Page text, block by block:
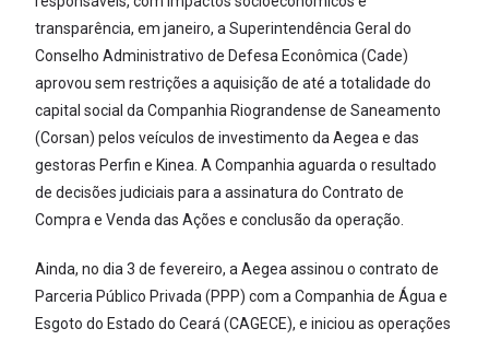
transparência, em janeiro, a Superintendência Geral do
Conselho Administrativo de Defesa Econômica (Cade)
aprovou sem restrições a aquisição de até a totalidade do
capital social da Companhia Riograndense de Saneamento
(Corsan) pelos veículos de investimento da Aegea e das
gestoras Perfin e Kinea. A Companhia aguarda o resultado
de decisões judiciais para a assinatura do Contrato de
Compra e Venda das Ações e conclusão da operação.
Ainda, no dia 3 de fevereiro, a Aegea assinou o contrato de
Parceria Público Privada (PPP) com a Companhia de Água e
Esgoto do Estado do Ceará (CAGECE), e iniciou as operações